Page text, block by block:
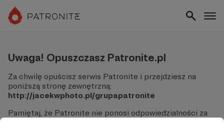
Uwaga! Opuszczasz Patronite.pl
Za chwilę opuścisz serwis Patronite i przejdziesz na
poniższą stronę zewnętrzną:
http://jacekwphoto.pl/grupapatronite
Pamiętaj, że Patronite nie ponosi odpowiedzialności za